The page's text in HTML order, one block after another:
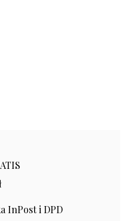
InPost i DPD